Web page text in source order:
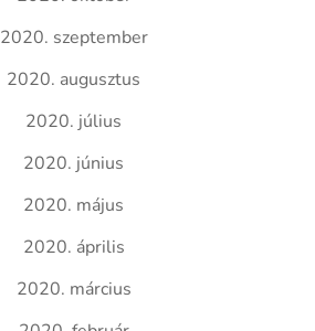
2020. szeptember
2020. augusztus
2020. július
2020. június
2020. május
2020. április
2020. március